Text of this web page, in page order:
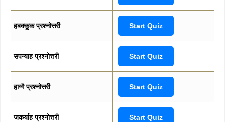
हबक्कूक प्रश्नोत्तरी Start Quiz
सपन्याह प्रश्नोत्तरी Start Quiz
हाग्गै प्रश्नोत्तरी Start Quiz
जकर्याह प्रश्नोत्तरी Start Quiz